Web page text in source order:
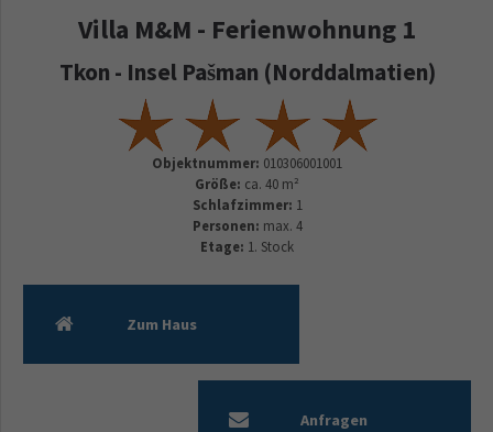
Villa M&M - Ferienwohnung 1
Tkon - Insel Pašman (Norddalmatien)
Objektnummer: 010306001001
Größe: ca. 40 m²
Schlafzimmer: 1
Personen: max. 4
Etage: 1. Stock
Zum Haus
Anfragen